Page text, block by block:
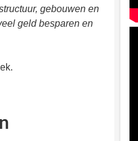
gebouwen en
geld besparen en